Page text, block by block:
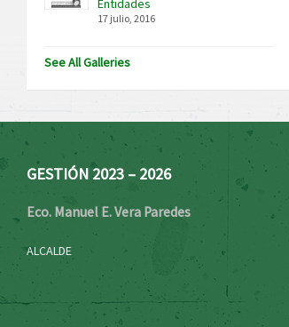
Entidades
17 julio, 2016
See All Galleries
GESTIÓN 2023 – 2026
Eco. Manuel E. Vera Paredes
ALCALDE